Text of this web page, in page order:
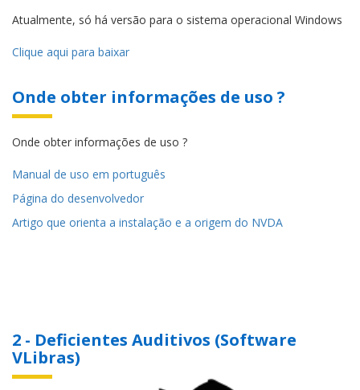
Atualmente, só há versão para o sistema operacional Windows
Clique aqui para baixar
Onde obter informações de uso ?
Onde obter informações de uso ?
Manual de uso em português
Página do desenvolvedor
Artigo que orienta a instalação e a origem do NVDA
2 - Deficientes Auditivos (Software
VLibras)